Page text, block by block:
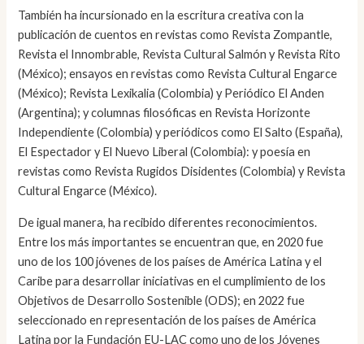
También ha incursionado en la escritura creativa con la
publicación de cuentos en revistas como Revista Zompantle,
Revista el Innombrable, Revista Cultural Salmón y Revista Rito
(México); ensayos en revistas como Revista Cultural Engarce
(México); Revista Lexikalia (Colombia) y Periódico El Anden
(Argentina); y columnas filosóficas en Revista Horizonte
Independiente (Colombia) y periódicos como El Salto (España),
El Espectador y El Nuevo Liberal (Colombia): y poesía en
revistas como Revista Rugidos Disidentes (Colombia) y Revista
Cultural Engarce (México).
De igual manera, ha recibido diferentes reconocimientos.
Entre los más importantes se encuentran que, en 2020 fue
uno de los 100 jóvenes de los países de América Latina y el
Caribe para desarrollar iniciativas en el cumplimiento de los
Objetivos de Desarrollo Sostenible (ODS); en 2022 fue
seleccionado en representación de los países de América
Latina por la Fundación EU-LAC como uno de los Jóvenes